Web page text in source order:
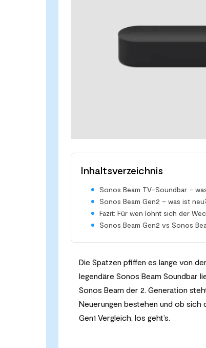
Inhaltsverzeichnis
Sonos Beam TV-Soundbar –
Sonos Beam Gen2 – was ist
Fazit: Für wen lohnt sich der
Sonos Beam Gen2 vs Sonos
Die Spatzen pfiffen es lange von
legendäre Sonos Beam Soundbar
Sonos Beam der 2. Generation
Neuerungen bestehen und ob sich
Gen1 Vergleich, los geht’s.